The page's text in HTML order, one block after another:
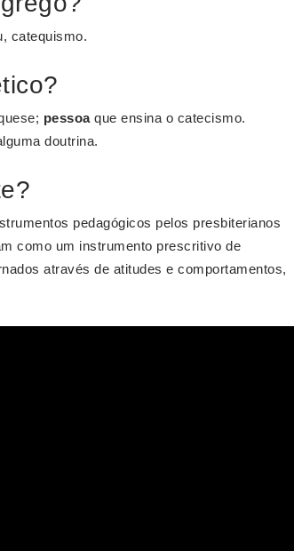
catequismo.
pessoaque ensina o catecismo.
doutrina.
pedagógicos pelos presbiterianos
como um instrumento prescritivo de
através de atitudes e comportamentos,